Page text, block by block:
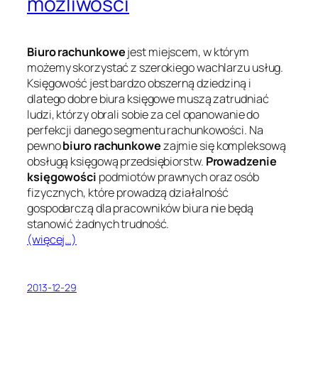
Biuro rachunkowejest miejscem, w którym
możemy skorzystać z szerokiego wachlarzu usług.
Księgowość jest bardzo obszerną dziedziną i
dlatego dobre biura księgowe muszą zatrudniać
ludzi, którzy obrali sobie za cel opanowanie do
perfekcji danego segmentu rachunkowości. Na
pewnobiuro rachunkowezajmie się kompleksową
obsługą księgową przedsiębiorstw. Prowadzenie
księgowości podmiotów prawnych oraz osób
fizycznych, które prowadzą działalność
gospodarczą dla pracowników biura nie będą
stanowić żadnych trudność.
(więcej…)
2013-12-29